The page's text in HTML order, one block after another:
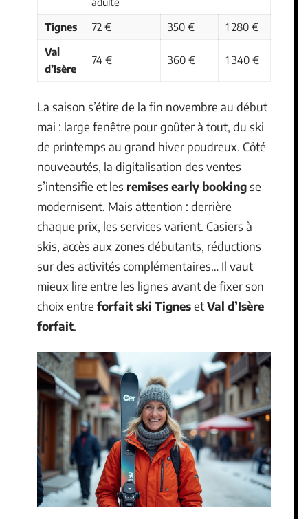
Tignes 72 € 350 €
1 280 €
Val
d’Isère
74 € 360 € 1 340 €
La saison s’étire de la fin novembre au début
mai : large fenêtre pour goûter à tout, du ski
de printemps au grand hiver poudreux. Côté
nouveautés, la digitalisation des ventes
s’intensifie et les remises early bookingse
modernisent. Mais attention : derrière
chaque prix, les services varient. Casiers à
skis, accès aux zones débutants, réductions
sur des activités complémentaires… Il vaut
mieux lire entre les lignes avant de fixer son
choix entre forfait ski TignesetVal d’Isère
forfait.